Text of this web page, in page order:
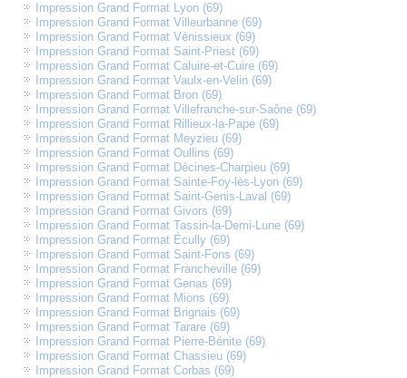
Impression Grand Format Lyon (69)
Impression Grand Format Villeurbanne (69)
Impression Grand Format Vénissieux (69)
Impression Grand Format Saint-Priest (69)
Impression Grand Format Caluire-et-Cuire (69)
Impression Grand Format Vaulx-en-Velin (69)
Impression Grand Format Bron (69)
Impression Grand Format Villefranche-sur-Saône (69)
Impression Grand Format Rillieux-la-Pape (69)
Impression Grand Format Meyzieu (69)
Impression Grand Format Oullins (69)
Impression Grand Format Décines-Charpieu (69)
Impression Grand Format Sainte-Foy-lès-Lyon (69)
Impression Grand Format Saint-Genis-Laval (69)
Impression Grand Format Givors (69)
Impression Grand Format Tassin-la-Demi-Lune (69)
Impression Grand Format Écully (69)
Impression Grand Format Saint-Fons (69)
Impression Grand Format Francheville (69)
Impression Grand Format Genas (69)
Impression Grand Format Mions (69)
Impression Grand Format Brignais (69)
Impression Grand Format Tarare (69)
Impression Grand Format Pierre-Bénite (69)
Impression Grand Format Chassieu (69)
Impression Grand Format Corbas (69)